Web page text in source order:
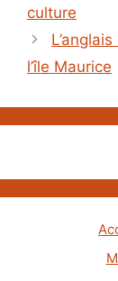
culture
l’île Maurice